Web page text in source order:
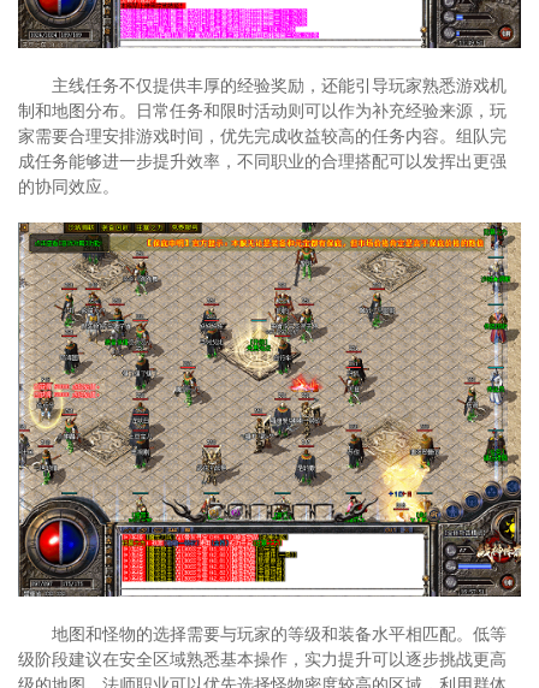
主线任务不仅提供丰厚的经验奖励，还能引导玩家熟悉游戏机
制和地图分布。日常任务和限时活动则可以作为补充经验来源，玩
家需要合理安排游戏时间，优先完成收益较高的任务内容。组队完
成任务能够进一步提升效率，不同职业的合理搭配可以发挥出更强
的协同效应。
地图和怪物的选择需要与玩家的等级和装备水平相匹配。低等
级阶段建议在安全区域熟悉基本操作，实力提升可以逐步挑战更高